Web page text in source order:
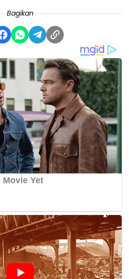
Bagikan